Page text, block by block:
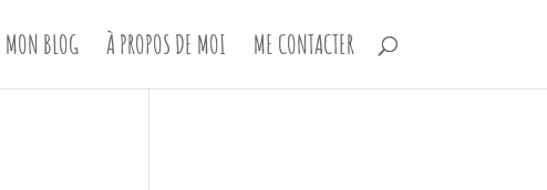
MON BLOG À PROPOS DE MOI ME CONTACTER